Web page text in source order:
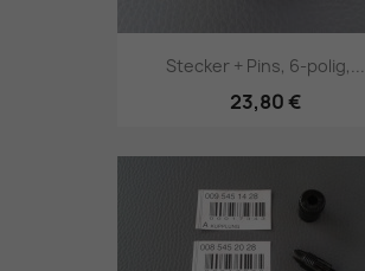
Stecker + Pins, 6-polig,...
23,80 €